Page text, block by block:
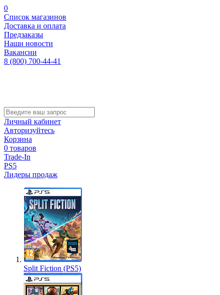
0
Список магазинов
Доставка и оплата
Предзаказы
Наши новости
Вакансии
8 (800) 700-44-41
Личный кабинет
Авторизуйтесь
Корзина
0 товаров
Trade-In
PS5
Лидеры продаж
Split Fiction (PS5)